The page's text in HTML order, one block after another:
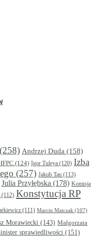
Andrzej Duda (158)
(124) Igor Tuleya (120) Izba
(257) Jakub Tau (113)
Julia Przyłębska (178) Komisja
(112) Konstytucja RP
(111) Marcin Matczak (107)
Morawiecki (143) Małgorzata
sprawiedliwości (151)